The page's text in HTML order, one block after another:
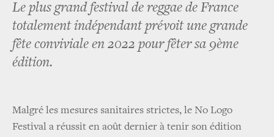
Le plus grand festival de reggae de France
totalement indépendant prévoit une grande
fête conviviale en 2022 pour fêter sa 9ème
édition.
Malgré les mesures sanitaires strictes, le No Logo
Festival a réussit en août dernier à tenir son édition